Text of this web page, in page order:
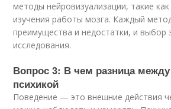
методы нейровизуализации, такие
изучения работы мозга. Каждый
преимущества и недостатки, и выбор
исследования.
Вопрос 3: В чем разница
психикой
Поведение — это внешние действия